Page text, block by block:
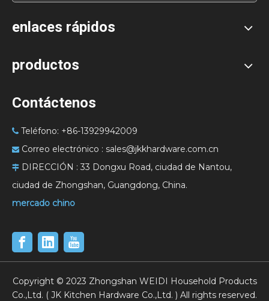
enlaces rápidos
productos
Contáctenos
 Teléfono: +86-13929942009
 Correo electrónico : sales@jkkhardware.com.cn
 DIRECCIÓN : 33 Dongxu Road, ciudad de Nantou,
ciudad de Zhongshan, Guangdong, China.
mercado chino
​Copyright © 2023 Zhongshan WEIDI Household Products
Co.,Ltd. ( JK Kitchen Hardware Co.,Ltd. ) All rights reserved.